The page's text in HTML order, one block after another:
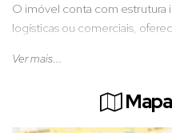
O imóvel conta com estrutura
logísticas ou comerciais,
• Amplo espaço de galpão
• 1 banheiro
Ver mais...